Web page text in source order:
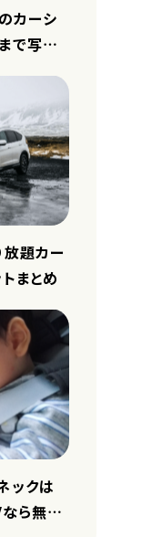
カーシ
で写真
放題カー
まとめ
ックは
なら無料